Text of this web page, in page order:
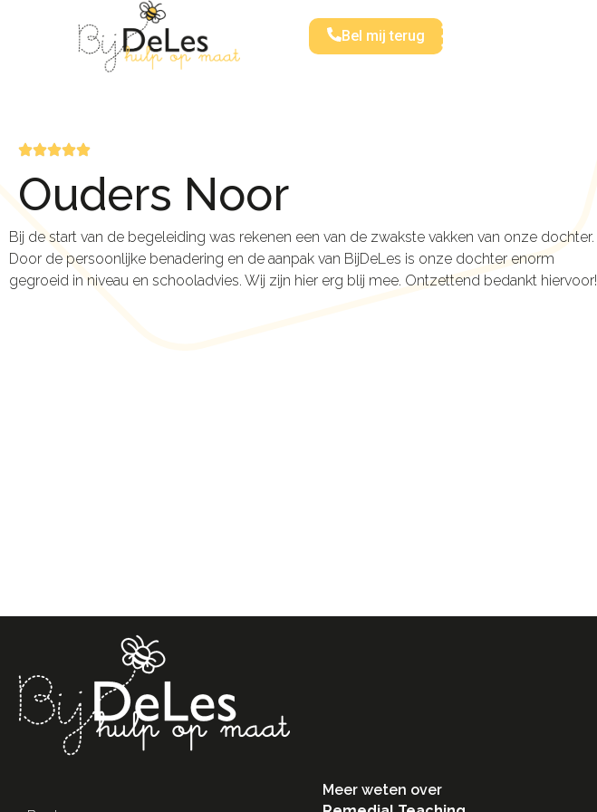
Bel mij terug
Ouders Noor
Bij de start van de begeleiding was rekenen een van de zwakste vakken van onze dochter.
Door de persoonlijke benadering en de aanpak van BijDeLes is onze dochter enorm
gegroeid in niveau en schooladvies. Wij zijn hier erg blij mee. Ontzettend bedankt hiervoor!
Meer weten over